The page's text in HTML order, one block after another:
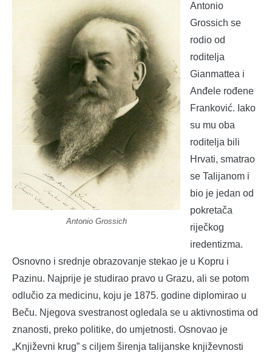
Antonio Grossich
Antonio
Grossich se
rodio od
roditelja
Gianmattea i
Anđele rođene
Franković. Iako
su mu oba
roditelja bili
Hrvati, smatrao
se Talijanom i
bio je jedan od
pokretača
riječkog
iredentizma.
Osnovno i srednje obrazovanje stekao je u Kopru i
Pazinu. Najprije je studirao pravo u Grazu, ali se potom
odlučio za medicinu, koju je 1875. godine diplomirao u
Beču. Njegova svestranost ogledala se u aktivnostima od
znanosti, preko politike, do umjetnosti. Osnovao je
„Književni krug” s ciljem širenja talijanske književnosti